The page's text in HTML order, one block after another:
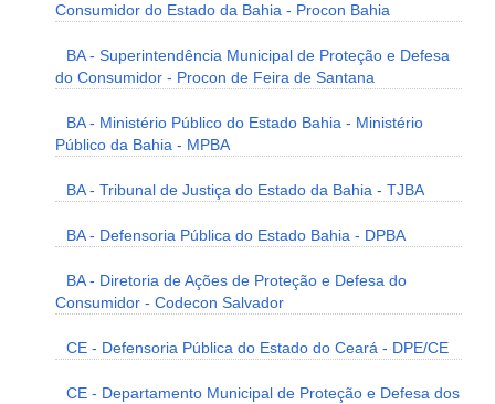
Consumidor do Estado da Bahia - Procon Bahia
BA - Superintendência Municipal de Proteção e Defesa
do Consumidor - Procon de Feira de Santana
BA - Ministério Público do Estado Bahia - Ministério
Público da Bahia - MPBA
BA - Tribunal de Justiça do Estado da Bahia - TJBA
BA - Defensoria Pública do Estado Bahia - DPBA
BA - Diretoria de Ações de Proteção e Defesa do
Consumidor - Codecon Salvador
CE - Defensoria Pública do Estado do Ceará - DPE/CE
CE - Departamento Municipal de Proteção e Defesa dos